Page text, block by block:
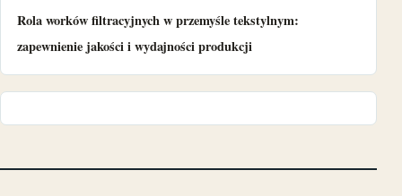
Rola worków filtracyjnych w przemyśle tekstylnym:
zapewnienie jakości i wydajności produkcji